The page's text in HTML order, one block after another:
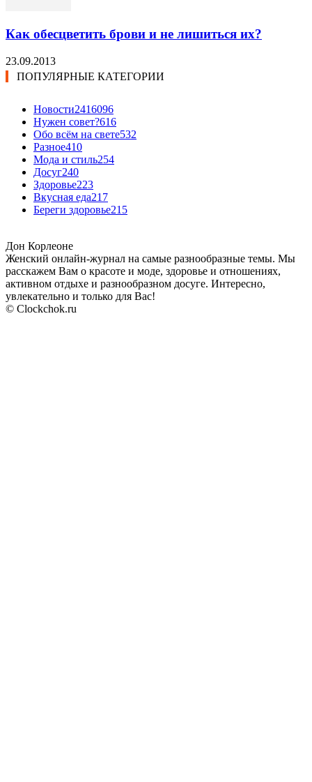
Как обесцветить брови и не лишиться их?
23.09.2013
ПОПУЛЯРНЫЕ КАТЕГОРИИ
Новости2416096
Нужен совет?616
Обо всём на свете532
Разное410
Мода и стиль254
Досуг240
Здоровье223
Вкусная еда217
Береги здоровье215
Дон Корлеоне
Женский онлайн-журнал на самые разнообразные темы. Мы
расскажем Вам о красоте и моде, здоровье и отношениях,
активном отдыхе и разнообразном досуге. Интересно,
увлекательно и только для Вас!
© Clockchok.ru